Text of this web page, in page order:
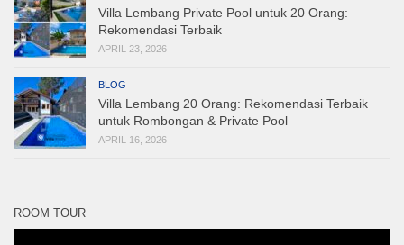
Villa Lembang Private Pool untuk 20 Orang:
Rekomendasi Terbaik
APRIL 23, 2026
BLOG
Villa Lembang 20 Orang: Rekomendasi Terbaik
untuk Rombongan & Private Pool
APRIL 16, 2026
ROOM TOUR